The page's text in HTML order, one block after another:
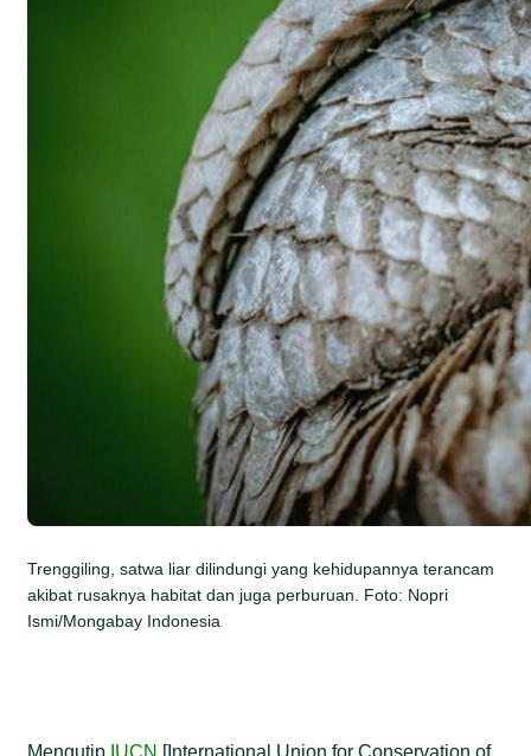
Trenggiling, satwa liar dilindungi yang kehidupannya terancam
akibat rusaknya habitat dan juga perburuan. Foto: Nopri
Ismi/Mongabay Indonesia
Mengutip IUCN [International Union for Conservation of